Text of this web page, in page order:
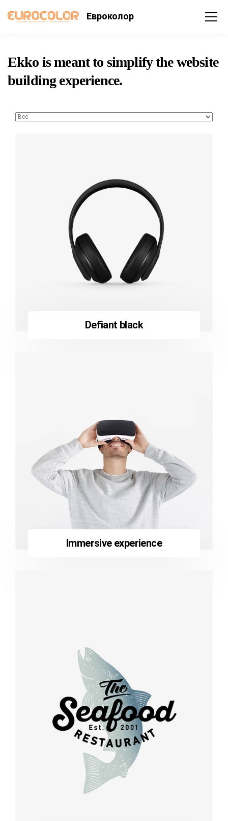
Евроколор
Ekko is meant to simplify the website
building experience.
Defiant black
Immersive experience